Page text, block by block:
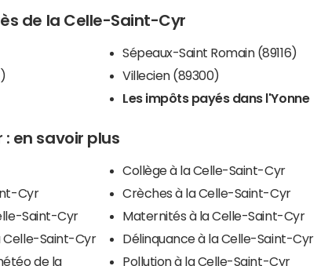
de la Celle-Saint-Cyr
Sépeaux-Saint Romain (89116)
Villecien (89300)
Les impôts payés dans l'Yonne
en savoir plus
Cyr
Saint-Cyr
Celle-Saint-Cyr
de la
Collège à la Celle-Saint-Cyr
Crèches à la Celle-Saint-Cyr
Maternités à la Celle-Saint-Cyr
Délinquance à la Celle-Saint-Cyr
Pollution à la Celle-Saint-Cyr